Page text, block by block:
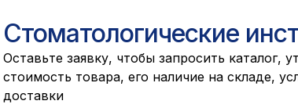
Стоматологические
Оставьте заявку, чтобы запросить каталог,
cтоимость товара, его наличие на складе,
доставки